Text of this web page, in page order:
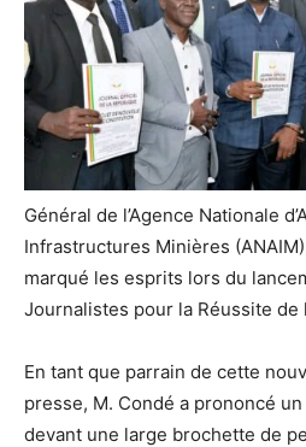
Général de l’Agence Nationale
Infrastructures Minières
marqué les esprits lors du
Journalistes pour la Réussite de
En tant que parrain de cette
presse, M. Condé a prononcé
devant une large brochette de